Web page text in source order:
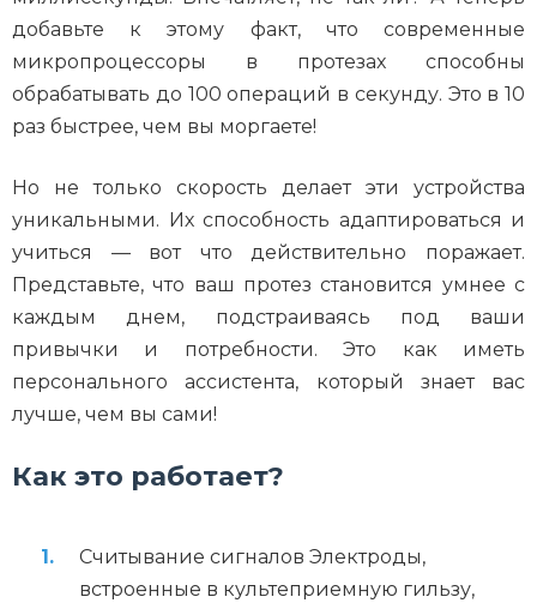
добавьте к этому факт, что современные
микропроцессоры в протезах способны
обрабатывать до 100 операций в секунду. Это в 10
раз быстрее, чем вы моргаете!
Но не только скорость делает эти устройства
уникальными. Их способность адаптироваться и
учиться — вот что действительно поражает.
Представьте, что ваш протез становится умнее с
каждым днем, подстраиваясь под ваши
привычки и потребности. Это как иметь
персонального ассистента, который знает вас
лучше, чем вы сами!
Как это работает?
Считывание сигналов Электроды,
встроенные в культеприемную гильзу,